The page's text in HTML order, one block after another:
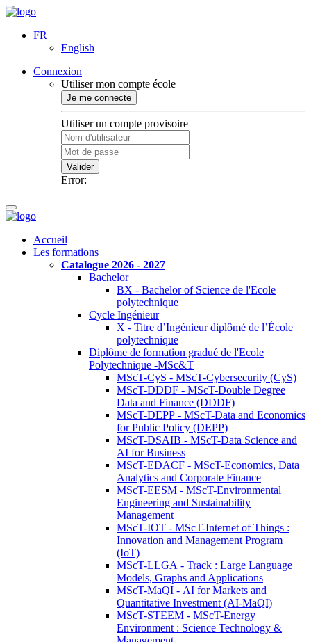
FR
English
Connexion
Utiliser mon compte école
Je me connecte
Utiliser un compte provisoire
Valider
Error:
Accueil
Les formations
Catalogue 2026 - 2027
Bachelor
BX - Bachelor of Science de l'Ecole
polytechnique
Cycle Ingénieur
X - Titre d’Ingénieur diplômé de l’École
polytechnique
Diplôme de formation gradué de l'Ecole
Polytechnique -MSc&T
MScT-CyS - MScT-Cybersecurity (CyS)
MScT-DDDF - MScT-Double Degree
Data and Finance (DDDF)
MScT-DEPP - MScT-Data and Economics
for Public Policy (DEPP)
MScT-DSAIB - MScT-Data Science and
AI for Business
MScT-EDACF - MScT-Economics, Data
Analytics and Corporate Finance
MScT-EESM - MScT-Environmental
Engineering and Sustainability
Management
MScT-IOT - MScT-Internet of Things :
Innovation and Management Program
(IoT)
MScT-LLGA - Track : Large Language
Models, Graphs and Applications
MScT-MaQI - AI for Markets and
Quantitative Investment (AI-MaQI)
MScT-STEEM - MScT-Energy
Environment : Science Technology &